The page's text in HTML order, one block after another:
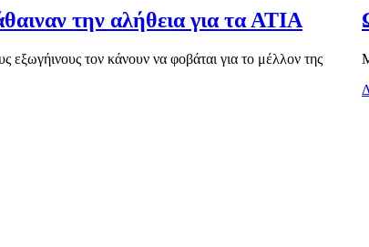
την αλήθεια για τα ΑΤΙΑ
τον κάνουν να φοβάται για το μέλλον της